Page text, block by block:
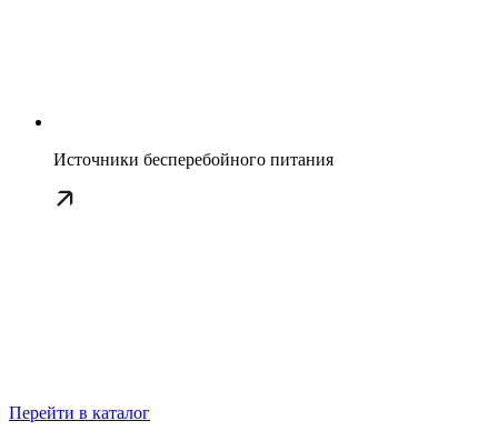
Источники бесперебойного питания
Перейти в каталог